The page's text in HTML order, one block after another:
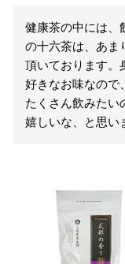
健康茶の中には、
の十六茶は、あま
頂いております。
好きなお味なので
たくさん飲みたい
嬉しいな、と思い